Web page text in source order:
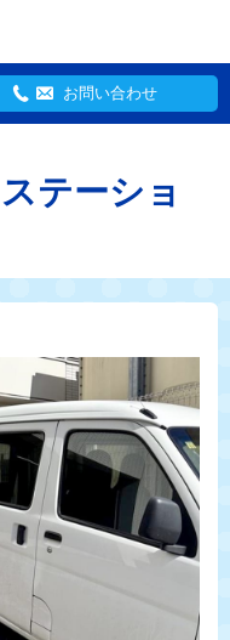
お問い合わせ
テーショ